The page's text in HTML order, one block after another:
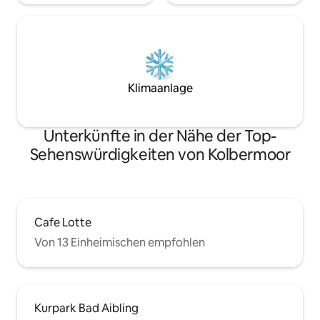
Klimaanlage
Unterkünfte in der Nähe der Top-
Sehenswürdigkeiten von Kolbermoor
Cafe Lotte
Von 13 Einheimischen empfohlen
Kurpark Bad Aibling